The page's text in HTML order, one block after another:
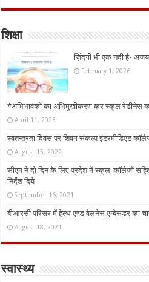
शिक्षा
ज़िंदगी भी एक नदी है-
February 1, 2026
*अभिभावकों का अभिमुखीकरण कर स्कूल रेडीनेस
April 11, 2023
स्वतन्त्रता दिवस पर शिवम संकल्प इंटरमीडिएट
August 15, 2022
सीएम ने दो दिन के लिए प्रदेश में स्कूल-कॉलेजों
निर्देश दिये
September 16, 2021
बीआरसी परिसर में हेल्थ एण्ड वेलनेस एम्बेसडर का
August 18, 2021
स्वास्थ्य